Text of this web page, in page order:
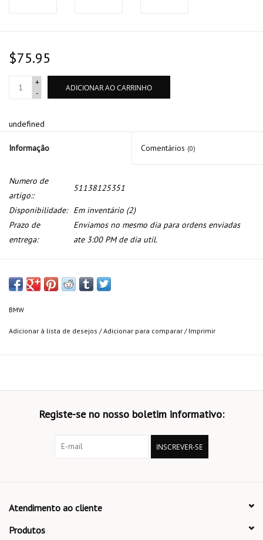
$75.95
+
-
ADICIONAR AO CARRINHO
undefined
Informação Comentários (0)
Numero de
artigo::
51138125351
Disponibilidade: Em inventário (2)
Prazo de
entrega:
Enviamos no mesmo dia para ordens enviadas
ate 3:00 PM de dia util.
BMW
Adicionar à lista de desejos /Adicionar para comparar / Imprimir
Registe-se no nosso boletim informativo:
INSCREVER-SE
Atendimento ao cliente
Produtos